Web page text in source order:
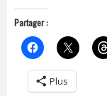
Partager :
Plus